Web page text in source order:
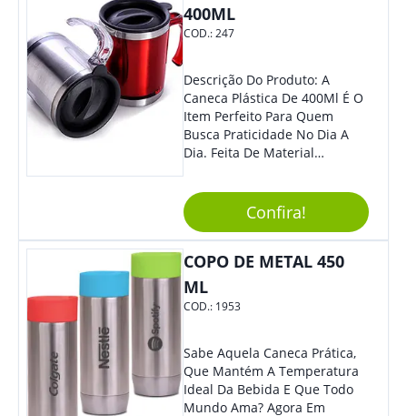
400ML
COD.:247
Descrição Do Produto: A
Caneca Plástica De 400Ml É O
Item Perfeito Para Quem
Busca Praticidade No Dia A
Dia. Feita De Material
Caneca É Ideal Para Ser
Utilizada Em Casa, No
Trabalho Ou Em Qualquer
Outra Atividade Do Seu
Cotidiano. Benefícios: -
Capacidade De 400Ml, Ideal
Para Diferentes Tipos De
Bebidas Quentes Ou Frias. -
Podendo Ser Levada Para
Qualquer Lugar. - Material
Plástico De Alta Qualidade,
Resistente A Quedas E Não
Confira!
COPO DE METAL 450
ML
COD.: 1953
Sabe Aquela Caneca Prática,
Que Mantém A Temperatura
Ideal Da Bebida E Que Todo
Mundo Ama? Agora Em